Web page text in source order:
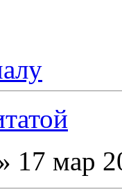
17 мар